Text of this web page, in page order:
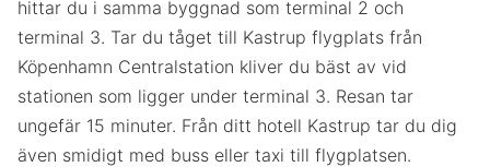
hittar du i samma byggnad som terminal 2 och
terminal 3. Tar du tåget till Kastrup flygplats från
Köpenhamn Centralstation kliver du bäst av vid
stationen som ligger under terminal 3. Resan tar
ungefär 15 minuter. Från ditt hotell Kastrup tar du dig
även smidigt med buss eller taxi till flygplatsen.